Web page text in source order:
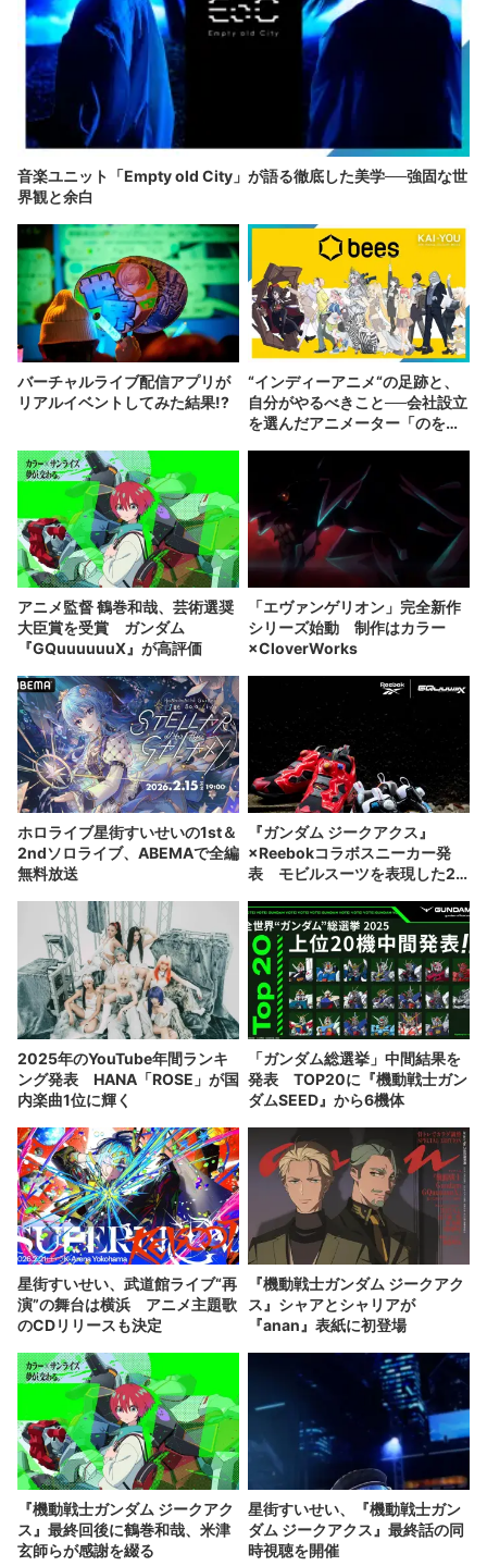
音楽ユニット「Empty old City」が語る徹底した美学──強固な世
界観と余白
バーチャルライブ配信アプリが
リアルイベントしてみた結果!?
“インディーアニメ“の足跡と、
自分がやるべきこと──会社設立
を選んだアニメーター「のを
アニメ監督 鶴巻和哉、芸術選奨
大臣賞を受賞 ガンダム
『GQuuuuuuX』が高評価
「エヴァンゲリオン」完全新作
シリーズ始動 制作はカラー
×CloverWorks
ホロライブ星街すいせいの1st＆
2ndソロライブ、ABEMAで全編
無料放送
『ガンダム ジークアクス』
×Reebokコラボスニーカー発
表 モビルスーツを表現した2
2025年のYouTube年間ランキ
ング発表 HANA「ROSE」が国
内楽曲1位に輝く
「ガンダム総選挙」中間結果を
発表 TOP20に『機動戦士ガン
ダムSEED』から6機体
星街すいせい、武道館ライブ“再
演”の舞台は横浜 アニメ主題歌
のCDリリースも決定
『機動戦士ガンダム ジークアク
ス』シャアとシャリアが
『anan』表紙に初登場
『機動戦士ガンダム ジークアク
ス』最終回後に鶴巻和哉、米津
玄師らが感謝を綴る
星街すいせい、『機動戦士ガン
ダム ジークアクス』最終話の同
時視聴を開催